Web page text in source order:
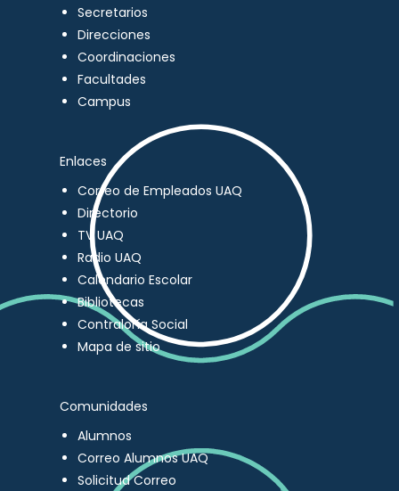
Secretarios
Direcciones
Coordinaciones
Facultades
Campus
Enlaces
Correo de Empleados UAQ
Directorio
TV UAQ
Radio UAQ
Calendario Escolar
Bibliotecas
Contraloría Social
Mapa de sitio
Comunidades
Alumnos
Correo Alumnos UAQ
Solicitud Correo